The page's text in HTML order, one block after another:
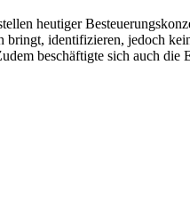
heutiger
identifizieren, jedoch
beschäftigte sich auch